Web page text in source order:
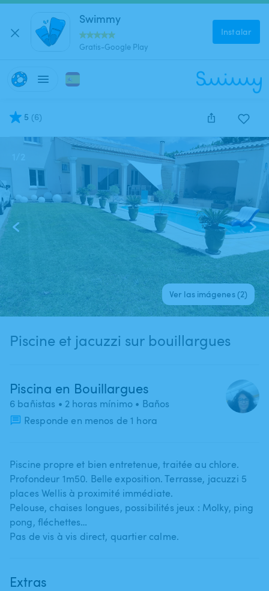
Swimmy
Gratis-Google Play
Instalar
5 (6)
Ver las imágenes (2)
Piscine et jacuzzi sur bouillargues
Piscina en Bouillargues
6 bañistas • 2 horas mínimo • Baños
Responde en menos de 1 hora
Piscine propre et bien entretenue​,​ traitée au chlore.
Profondeur 1m50. Belle exposition. Terrasse​,​ jacuzzi 5
places Wellis à proximité immédiate.
Pelouse​,​ chaises longues​,​ possibilités jeux : Molky​,​ ping
pong​,​ fléchettes…
Pas de vis à vis direct​,​ quartier calme.
Extras